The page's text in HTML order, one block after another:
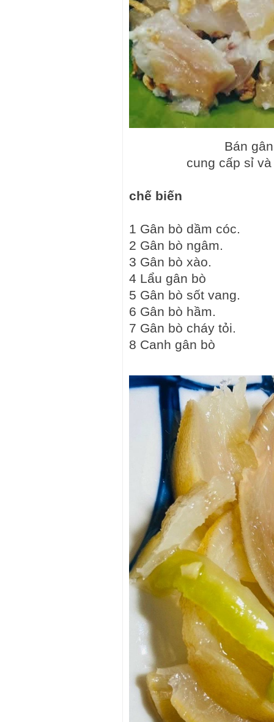
Bán
cung cấp sỉ
chế biến
1 Gân bò dầm cóc.
2 Gân bò ngâm.
3 Gân bò xào.
4 Lẩu gân bò
5 Gân bò sốt vang.
6 Gân bò hầm.
7 Gân bò cháy tỏi.
8 Canh gân bò